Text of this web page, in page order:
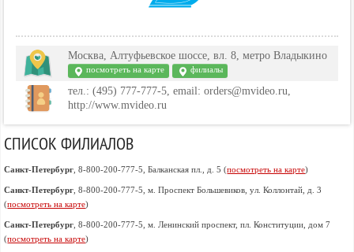
Москва, Алтуфьевское шоссе, вл. 8, метро Владыкино
посмотреть на карте филиалы
тел.: (495) 777-777-5, email: orders@mvideo.ru,
http://www.mvideo.ru
СПИСОК ФИЛИАЛОВ
Санкт-Петербург , 8-800-200-777-5, Балканская пл., д. 5 (посмотреть на карте)
Санкт-Петербург , 8-800-200-777-5, м. Проспект Большевиков, ул. Коллонтай, д. 3
(посмотреть на карте)
Санкт-Петербург , 8-800-200-777-5, м. Ленинский проспект, пл. Конституции, дом 7
(посмотреть на карте)